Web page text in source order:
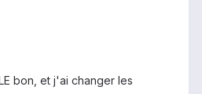
bon, et j'ai changer les